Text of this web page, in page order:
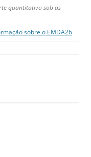
quantitativo sob as
sobre o EMDA26